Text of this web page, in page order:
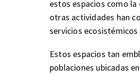
estos espacios como
otras actividades han
servicios
Estos espacios tan
poblaciones ubicadas